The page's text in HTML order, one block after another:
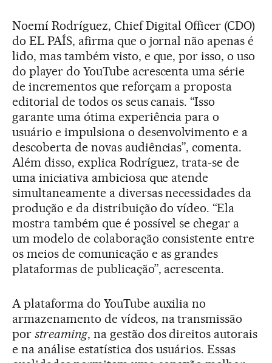
Noemí Rodríguez, Chief Digital Officer (CDO)
do EL PAÍS, afirma que o jornal não apenas é
lido, mas também visto, e que, por isso, o uso
do player do YouTube acrescenta uma série
de incrementos que reforçam a proposta
editorial de todos os seus canais. “Isso
garante uma ótima experiência para o
usuário e impulsiona o desenvolvimento e a
descoberta de novas audiências”, comenta.
Além disso, explica Rodríguez, trata-se de
uma iniciativa ambiciosa que atende
simultaneamente a diversas necessidades da
produção e da distribuição do vídeo. “Ela
mostra também que é possível se chegar a
um modelo de colaboração consistente entre
os meios de comunicação e as grandes
plataformas de publicação”, acrescenta.
A plataforma do YouTube auxilia no
armazenamento de vídeos, na transmissão
por streaming, na gestão dos direitos autorais
e na análise estatística dos usuários. Essas